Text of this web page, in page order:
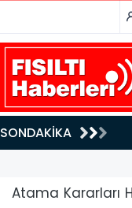
SONDAKİKA
Atama Kararları